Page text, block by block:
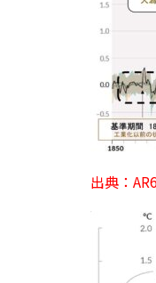
出典：